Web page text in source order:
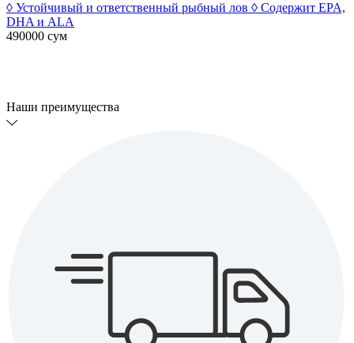
◊ Устойчивый и ответственный рыбный лов ◊ Содержит EPA,
DHA и ALA
490000 сум
Наши преимущества